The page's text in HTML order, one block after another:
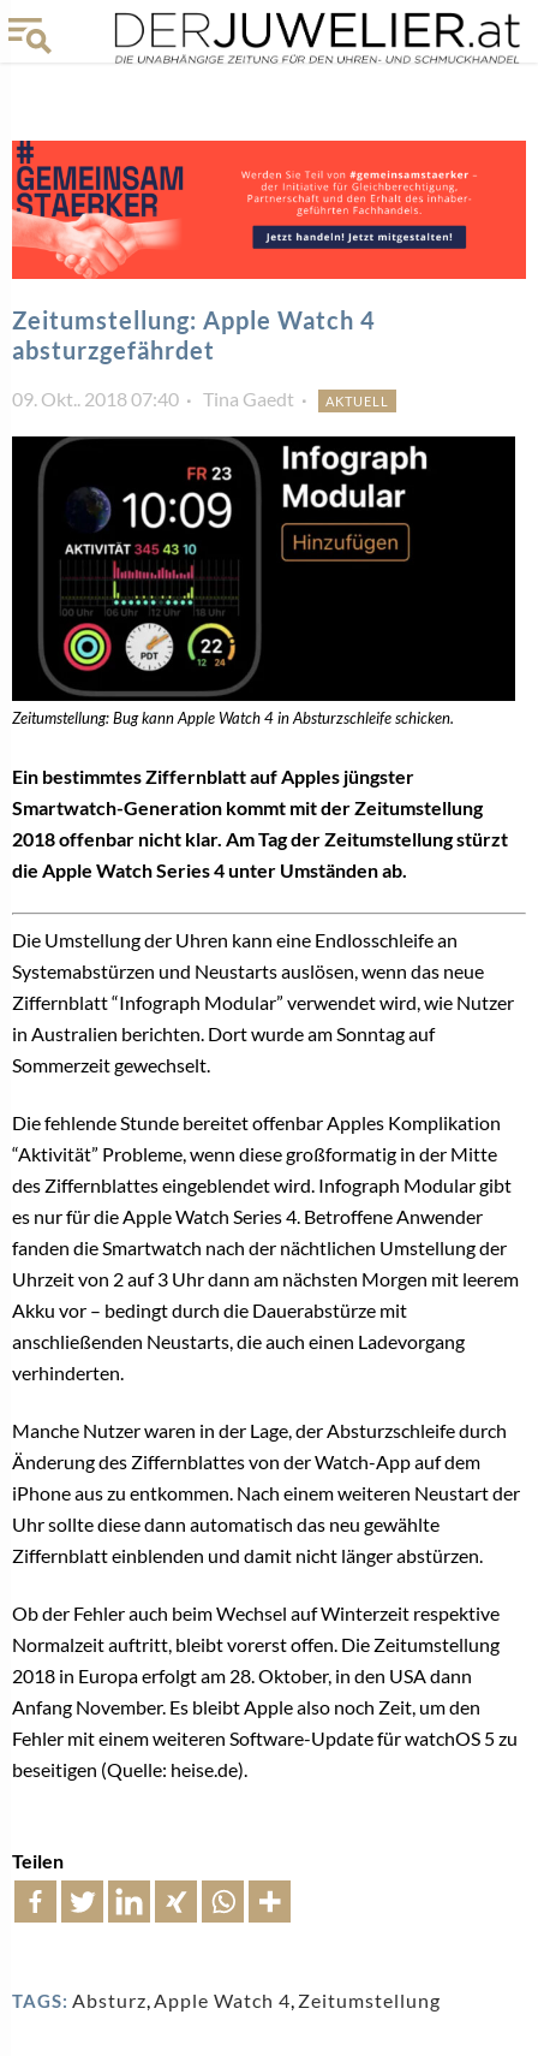
Zeitumstellung: Apple Watch 4
absturzgefährdet
09. Okt.. 2018 07:40 Tina Gaedt AKTUELL
Zeitumstellung: Bug kann Apple Watch 4 in Absturzschleife schicken.
Ein bestimmtes Ziffernblatt auf Apples jüngster
Smartwatch-Generation kommt mit der Zeitumstellung
2018 offenbar nicht klar. Am Tag der Zeitumstellung stürzt
die Apple Watch Series 4 unter Umständen ab.
Die Umstellung der Uhren kann eine Endlosschleife an
Systemabstürzen und Neustarts auslösen, wenn das neue
Ziffernblatt “Infograph Modular” verwendet wird, wie Nutzer
in Australien berichten. Dort wurde am Sonntag auf
Sommerzeit gewechselt.
Die fehlende Stunde bereitet offenbar Apples Komplikation
“Aktivität” Probleme, wenn diese großformatig in der Mitte
des Ziffernblattes eingeblendet wird. Infograph Modular gibt
es nur für die Apple Watch Series 4. Betroffene Anwender
fanden die Smartwatch nach der nächtlichen Umstellung der
Uhrzeit von 2 auf 3 Uhr dann am nächsten Morgen mit leerem
Akku vor – bedingt durch die Dauerabstürze mit
anschließenden Neustarts, die auch einen Ladevorgang
verhinderten.
Manche Nutzer waren in der Lage, der Absturzschleife durch
Änderung des Ziffernblattes von der Watch-App auf dem
iPhone aus zu entkommen. Nach einem weiteren Neustart der
Uhr sollte diese dann automatisch das neu gewählte
Ziffernblatt einblenden und damit nicht länger abstürzen.
Ob der Fehler auch beim Wechsel auf Winterzeit respektive
Normalzeit auftritt, bleibt vorerst offen. Die Zeitumstellung
2018 in Europa erfolgt am 28. Oktober, in den USA dann
Anfang November. Es bleibt Apple also noch Zeit, um den
Fehler mit einem weiteren Software-Update für watchOS 5 zu
beseitigen (Quelle: heise.de).
Teilen
TAGS: Absturz,Apple Watch 4, Zeitumstellung